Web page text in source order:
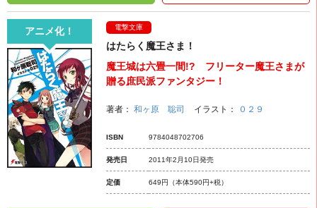
アニメ化！ 電撃文庫
はたらく魔王さま！
魔王城は六畳一間!? フリーター魔王さまが
贈る庶民派ファンタジー！
著者： 和ヶ原 聡司 イラスト： ０２９
ISBN 9784048702706
発売日 2011年2月10日発売
定価 649円 （本体590円+税）